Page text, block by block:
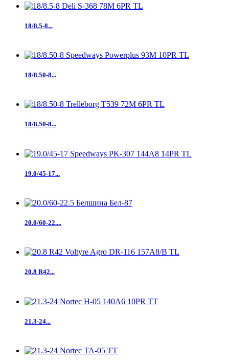
18/8.5-8...
18/8.50-8...
18/8.50-8...
19.0/45-17...
20.0/60-22....
20.8 R42...
21.3-24...